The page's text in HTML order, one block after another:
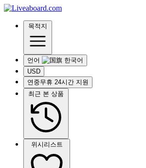
목적지
언어
USD
연중무휴 24시간 지원
최근 본 상품
위시리스트